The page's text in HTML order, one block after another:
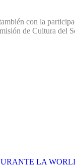
con la
de Cultura del
LA